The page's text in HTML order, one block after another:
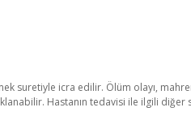
suretiyle icra edilir. Ölüm olayı,
Hastanın tedavisi ile ilgili diğer